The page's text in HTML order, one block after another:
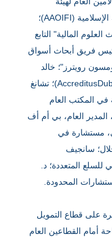
المحاسبة والمراجعة للمؤسسات المالية الإسلامية (AAOIFI)؛
المالية" التابع
رئيس فريق أبحاث أسواق
رويترز"؛ خالد
هولادار، مدير عام "أكريديتوس دبي" (AccreditusDubai)؛ تشانغ
المكتب العام
المدير العام، بي أم أف
مستشارة في
سانجيف
للسلع المتعددة؛ د.
المحدودة.
على قطاع التمويل
أمام القطاعين العام